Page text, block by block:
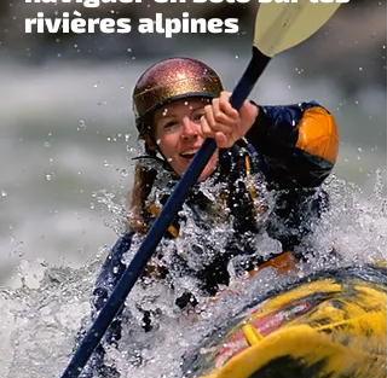
rivières alpines